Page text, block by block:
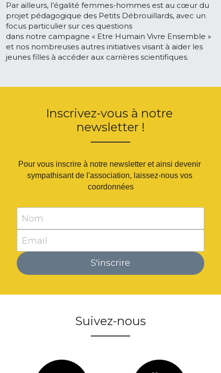
Par ailleurs, l’égalité femmes-hommes est au cœur du
projet pédagogique des Petits Débrouillards, avec un
focus particulier sur ces questions
dans notre campagne « Etre Humain Vivre Ensemble »
et nos nombreuses autres initiatives visant à aider les
jeunes filles à accéder aux carrières scientifiques.
Inscrivez-vous à notre
newsletter !
Pour vous inscrire à notre newsletter et ainsi devenir
sympathisant de l'association, laissez-nous vos
coordonnées
Nom
Email
S'inscrire
Suivez-nous